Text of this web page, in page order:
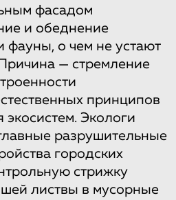
фасадом
и обеднение
фауны, о чем не устают
— стремление
принципов
Экологи
разрушительные
городских
стрижку
листвы в мусорные